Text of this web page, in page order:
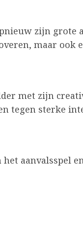
zijn grote
maar ook
met zijn
tegen sterke
aanvalsspel